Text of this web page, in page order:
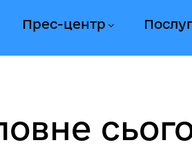
Прес-центр